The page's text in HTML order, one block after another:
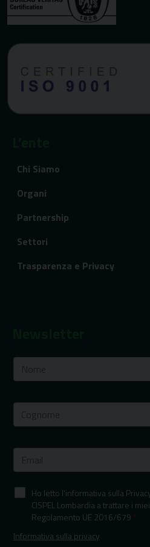
Chi Siamo
Organi
Partnership
Settori
Trasparenza e Privacy
Ho letto l'informativa sulla
CISPEL Lombardia a trattare i
Regolamento UE 2016/679 *
Informativa sulla privacy